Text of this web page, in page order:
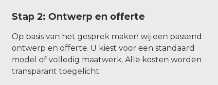
Stap 2: Ontwerp en offerte
Op basis van het gesprek maken wij een passend
ontwerp en offerte. U kiest voor een standaard
model of volledig maatwerk. Alle kosten worden
transparant toegelicht.